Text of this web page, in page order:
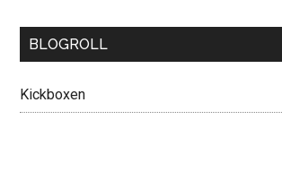
BLOGROLL
Kickboxen